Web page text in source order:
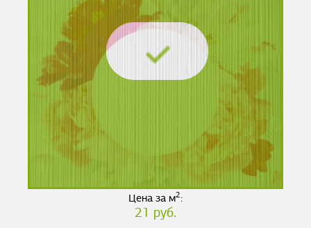
Цена за м2:
21 руб.